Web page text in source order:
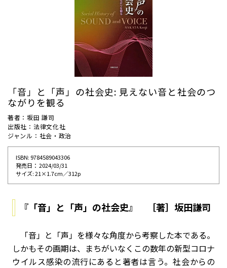
「音」と「声」の社会史: 見えない音と社会のつ
ながりを観る
著者：坂田 謙司
出版社：法律文化社
ジャンル：社会・政治
ISBN: 9784589043306
発売⽇： 2024/03/31
サイズ: 21×1.7cm／312p
『「音」と「声」の社会史』 ［著］坂田謙司
「音」と「声」を様々な角度から考察した本である。
しかもその画期は、まちがいなくこの数年の新型コロナ
ウイルス感染の流行にあると著者は言う。社会からの